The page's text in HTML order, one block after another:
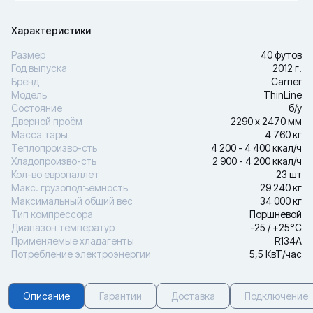
Характеристики
Размер
40 футов
Год выпуска
2012 г.
Бренд
Carrier
Модель
ThinLine
Состояние
б/у
Дверной проём
2290 х 2470 мм
Масса тары
4 760 кг
Теплопроизво-сть
4 200 - 4 400 ккал/ч
Хладопроизво-сть
2 900 - 4 200 ккал/ч
Кол-во европаллет
23 шт
Макс. грузоподъёмность
29 240 кг
Максимальный общий вес
34 000 кг
Тип компрессора
Поршневой
Диапазон температур
-25 / +25°С
Применяемые хладагенты
R134A
Потребление электроэнергии
5,5 КвТ/час
Описание Гарантии Доставка Подключение